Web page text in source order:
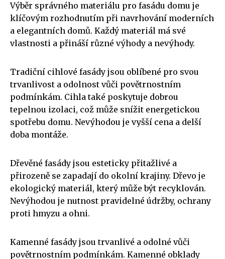
Výběr správného materiálu pro fasádu domu je
klíčovým rozhodnutím při navrhování moderních
a elegantních domů. Každý materiál má své
vlastnosti a přináší různé výhody a nevýhody.
Tradiční cihlové fasády jsou oblíbené pro svou
trvanlivost a odolnost vůči povětrnostním
podmínkám. Cihla také poskytuje dobrou
tepelnou izolaci, což může snížit energetickou
spotřebu domu. Nevýhodou je vyšší cena a delší
doba montáže.
Dřevěné fasády jsou esteticky přitažlivé a
přirozeně se zapadají do okolní krajiny. Dřevo je
ekologický materiál, který může být recyklován.
Nevýhodou je nutnost pravidelné údržby, ochrany
proti hmyzu a ohni.
Kamenné fasády jsou trvanlivé a odolné vůči
povětrnostním podmínkám. Kamenné obklady